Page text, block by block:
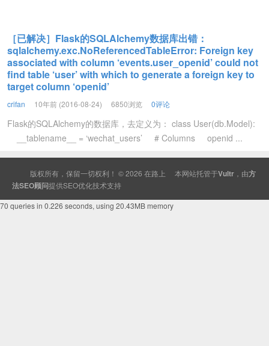
［已解决］Flask的SQLAlchemy数据库出错：
sqlalchemy.exc.NoReferencedTableError: Foreign key
associated with column ‘events.user_openid’ could not
find table ‘user’ with which to generate a foreign key to
target column ‘openid’
crifan 10年前 (2016-08-24) 6850浏览 0评论
Flask的SQLAlchemy的数据库，去定义为： class User(db.Model):
__tablename__ = ‘wechat_users’ # Columns openid ...
版权所有，保留一切权利！ © 2026 在路上 本网站托管于Vultr ，由方
法SEO顾问提供SEO优化技术支持
70 queries in 0.226 seconds, using 20.43MB memory